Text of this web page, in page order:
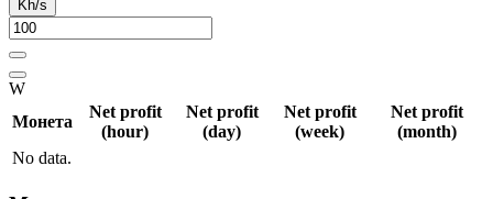
Kh/s
W
Монета
Net profit
(hour)
Net profit
(day)
Net profit
(week)
Net profit
(month)
No data.